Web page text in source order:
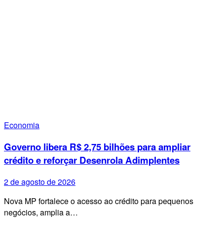
Economia
Governo libera R$ 2,75 bilhões para ampliar
crédito e reforçar Desenrola Adimplentes
2 de agosto de 2026
Nova MP fortalece o acesso ao crédito para pequenos
negócios, amplia a…